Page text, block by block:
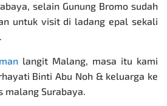
selain Gunung Bromo sudah
untuk visit di ladang epal sekali
langit Malang, masa itu kami
Binti Abu Noh & keluarga ke
malang Surabaya.